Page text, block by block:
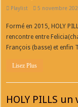
Playlist 5 novembre
Formé en 2015, HOLY
rencontre entre
François (basse) et enfin
Lisez Plus
HOLY PILLS